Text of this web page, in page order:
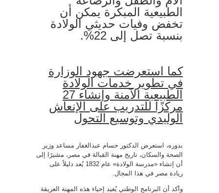
الطبيعية المبكرة يمكن أن
تخفض وفيات حديثي الولادة
بنسبة تصل إلى 22%.
كما استعرضت جهود الوزارة
في تطوير خدمات الولادة
الطبيعية الآمنة وإنشاء 27
مركزًا للتدريب على الإنعاش
الوليدي وتوسيع التحول
بدوره، استعرض الدكتور حسام عبدالغفار مساعد وزير
الصحة والسكان، تاريخ مهنة القبالة في مصر، مشيرًا إلى
أن إنشاء «مدرسة الولادة» عام 1832 يُعد دليلاً على
ريادة مصر في هذا المجال.
وأكد أن البرنامج الوطني يُعيد إحياء هذه المهنة العريقة